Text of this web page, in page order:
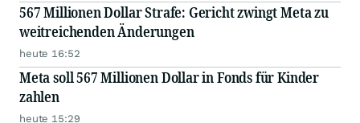
567 Millionen Dollar Strafe: Gericht zwingt Meta zu
weitreichenden Änderungen
heute 16:52
Meta soll 567 Millionen Dollar in Fonds für Kinder
zahlen
heute 15:29